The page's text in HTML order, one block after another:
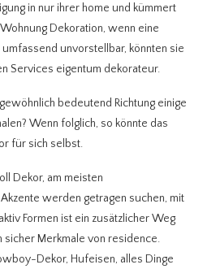
in nur ihrer home und kümmert
Dekoration, wenn eine
unvorstellbar, könnten sie
Services eigentum dekorateur.
bedeutend Richtung einige
Wenn folglich, so könnte das
für sich selbst.
Dekor, am meisten
werden getragen suchen, mit
Formen ist ein zusätzlicher Weg
Merkmale von residence.
Dekor, Hufeisen, alles Dinge